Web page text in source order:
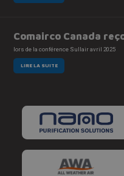
Comairco Canada
lors de la conférence Sullair avril 2025
LIRE LA SUITE